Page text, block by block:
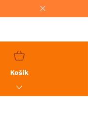
NÁKUPNÝ
Košík